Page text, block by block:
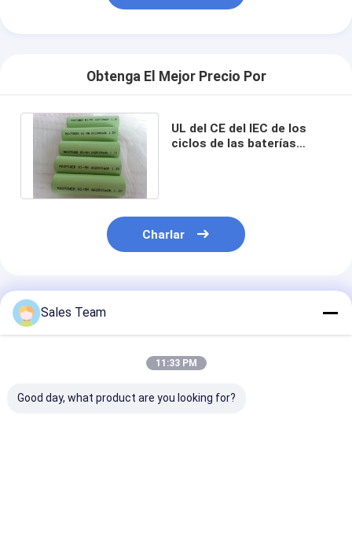
Obtenga El Mejor Precio Por
UL del CE del IEC de los
ciclos de las baterías
Charlar
Productos Recomendados
Sales Team
11:33 PM
Good day, what product are you looking for?